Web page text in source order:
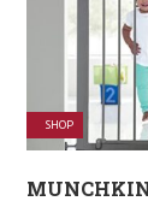
SHOP